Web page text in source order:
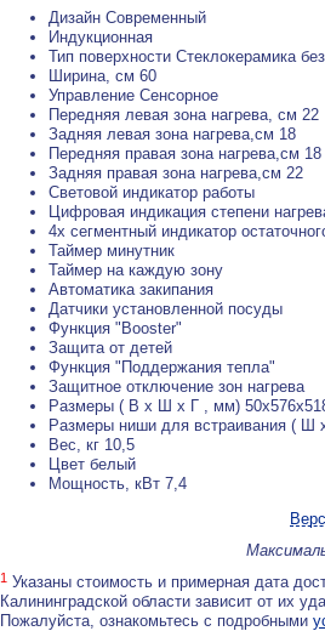
Дизайн Современный
Индукционная
Тип поверхности Стеклокерамика
Ширина, см 60
Управление Сенсорное
Передняя левая зона нагрева, см 22
Задняя левая зона нагрева,см 18
Передняя правая зона нагрева,см 18
Задняя правая зона нагрева,см 22
Световой индикатор работы
Цифровая индикация степени
4х сегментный индикатор
Таймер минутник
Таймер на каждую зону
Автоматика закипания
Датчики установленной посуды
Функция "Booster"
Защита от детей
Функция "Поддержания тепла"
Защитное отключение зон нагрева
Размеры ( В х Ш х Г , мм)
Размеры ниши для встраивания ( Ш
Вес, кг 10,5
Цвет белый
Мощность, кВт 7,4
1 Указаны стоимость и примерная дата
Калининградской области зависит от их
Пожалуйста, ознакомьтесь с подробными